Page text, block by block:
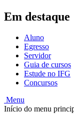
Em destaque
Aluno
Egresso
Servidor
Guia de cursos
Estude no IFG
Concursos
Menu
Início do menu